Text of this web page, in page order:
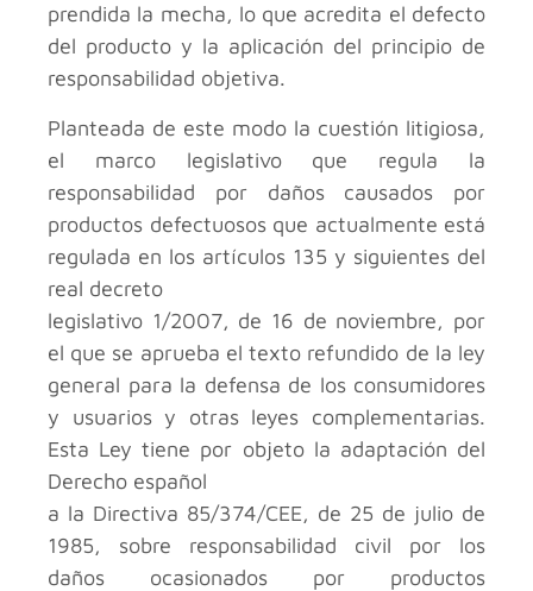
prendida la mecha, lo que acredita el defecto
del producto y la aplicación del principio de
responsabilidad objetiva.
Planteada de este modo la cuestión litigiosa,
el marco legislativo que regula la
responsabilidad por daños causados por
productos defectuosos que actualmente está
regulada en los artículos 135 y siguientes del
real decreto
legislativo 1/2007, de 16 de noviembre, por
el que se aprueba el texto refundido de la ley
general para la defensa de los consumidores
y usuarios y otras leyes complementarias.
Esta Ley tiene por objeto la adaptación del
Derecho español
a la Directiva 85/374/CEE, de 25 de julio de
1985, sobre responsabilidad civil por los
daños ocasionados por productos